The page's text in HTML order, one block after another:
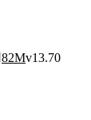
82Mv13.70